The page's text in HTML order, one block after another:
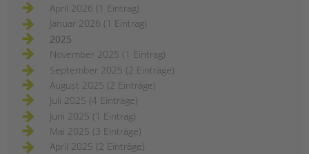
April 2026 (1 Eintrag)
Januar 2026 (1 Eintrag)
2025
November 2025 (1 Eintrag)
September 2025 (2 Einträge)
August 2025 (2 Einträge)
Juli 2025 (4 Einträge)
Juni 2025 (1 Eintrag)
Mai 2025 (3 Einträge)
April 2025 (2 Einträge)